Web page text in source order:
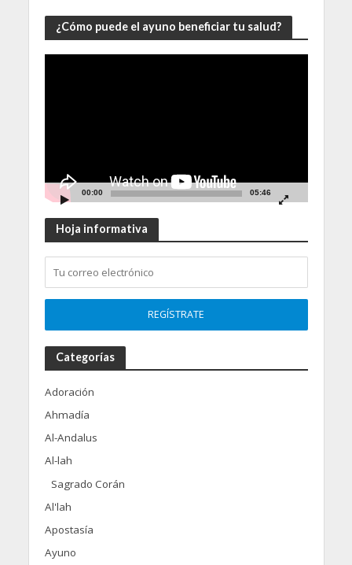
¿Cómo puede el ayuno beneficiar tu salud?
00:00 05:46
Hoja informativa
Categorías
Adoración
Ahmadía
Al-Andalus
Al-lah
Sagrado Corán
Al'lah
Apostasía
Ayuno